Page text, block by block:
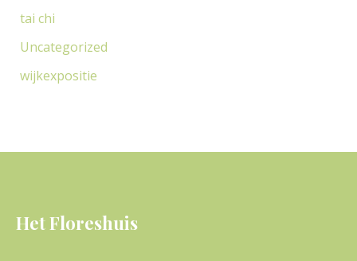
tai chi
Uncategorized
wijkexpositie
Het Floreshuis